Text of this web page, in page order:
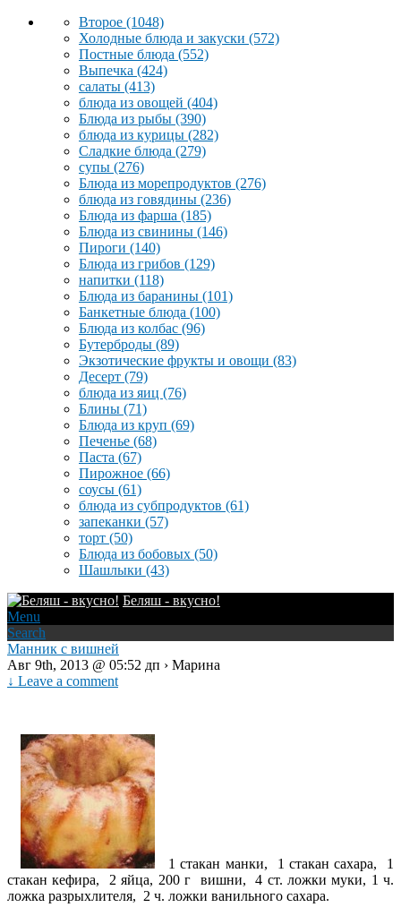
Второе (1048)
Холодные блюда и закуски (572)
Постные блюда (552)
Выпечка (424)
салаты (413)
блюда из овощей (404)
Блюда из рыбы (390)
блюда из курицы (282)
Сладкие блюда (279)
супы (276)
Блюда из морепродуктов (276)
блюда из говядины (236)
Блюда из фарша (185)
Блюда из свинины (146)
Пироги (140)
Блюда из грибов (129)
напитки (118)
Блюда из баранины (101)
Банкетные блюда (100)
Блюда из колбас (96)
Бутерброды (89)
Экзотические фрукты и овощи (83)
Десерт (79)
блюда из яиц (76)
Блины (71)
Блюда из круп (69)
Печенье (68)
Паста (67)
Пирожное (66)
соусы (61)
блюда из субпродуктов (61)
запеканки (57)
торт (50)
Блюда из бобовых (50)
Шашлыки (43)
Беляш - вкусно!
Menu
Search
Манник с вишней
Авг 9th, 2013 @ 05:52 дп › Марина
↓ Leave a comment
1 стакан манки, 1 стакан сахара, 1
стакан кефира, 2 яйца, 200 г вишни, 4 ст. ложки муки, 1 ч.
ложка разрыхлителя, 2 ч. ложки ванильного сахара.